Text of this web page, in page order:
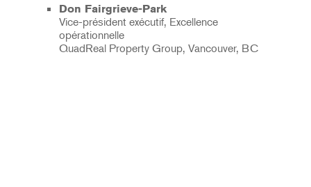
Don Fairgrieve-Park
Vice-président exécutif, Excellence
opérationnelle
QuadReal Property Group, Vancouver, BC